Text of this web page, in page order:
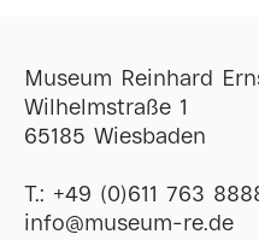
Museum Reinhard
Wilhelmstraße 1
65185 Wiesbaden
T.: +49 (0)611 763
ofni@museum-re de